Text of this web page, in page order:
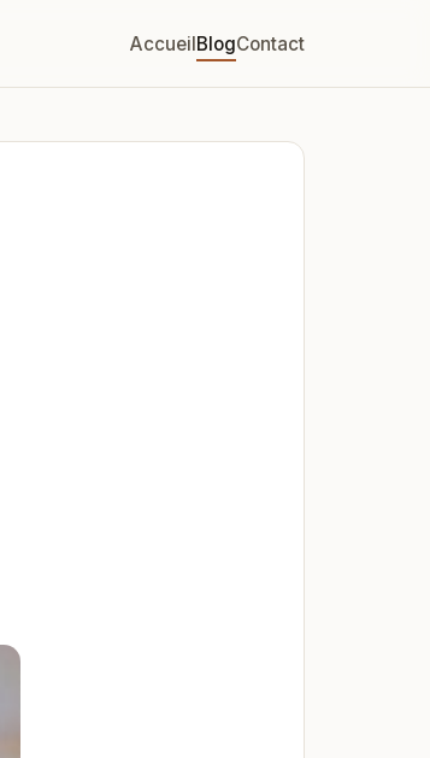
AccueilBlogContact